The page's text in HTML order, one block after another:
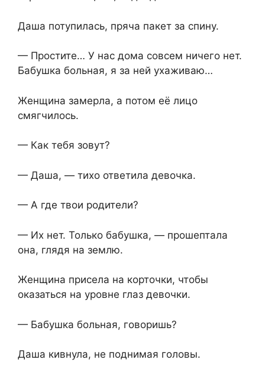
Даша потупилась, пряча пакет за спину.
— Простите… У нас дома совсем ничего нет.
Бабушка больная, я за ней ухаживаю…
Женщина замерла, а потом её лицо
смягчилось.
— Как тебя зовут?
— Даша, — тихо ответила девочка.
— А где твои родители?
— Их нет. Только бабушка, — прошептала
она, глядя на землю.
Женщина присела на корточки, чтобы
оказаться на уровне глаз девочки.
— Бабушка больная, говоришь?
Даша кивнула, не поднимая головы.